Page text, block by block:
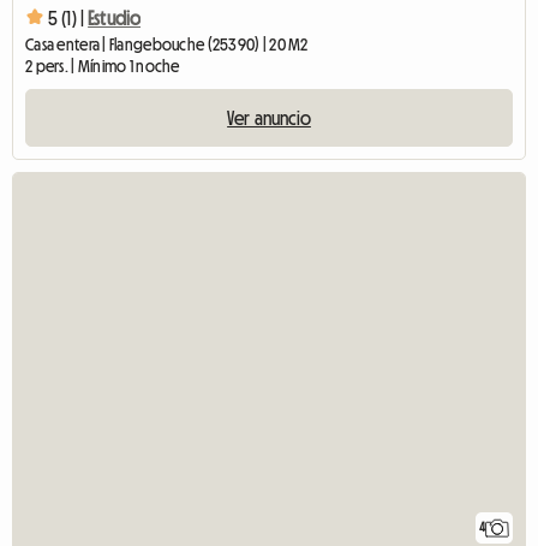
5 (1) | Estudio
Casa entera | Flangebouche (25390) | 20 M2
2 pers. | Mínimo 1 noche
Ver anuncio
4